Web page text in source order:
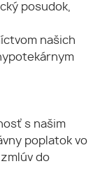
posudok,
našich
s našim
poplatok vo
do